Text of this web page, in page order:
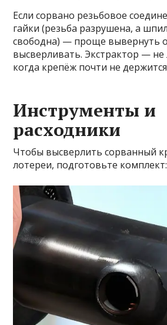
Если сорвано резьбовое
гайки (резьба разрушена, а
свободна) — проще вывернуть
высверливать. Экстрактор —
когда крепёж почти не
Инструменты и
расходники
Чтобы высверлить сорванный
лотереи, подготовьте комплект: